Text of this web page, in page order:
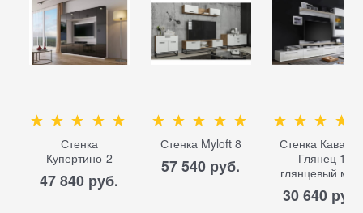
Стенка
Купертино-2
47 840 руб.
Стенка Myloft 8
57 540 руб.
Стенка
Глянец 1
глянцевый
30 640 руб.